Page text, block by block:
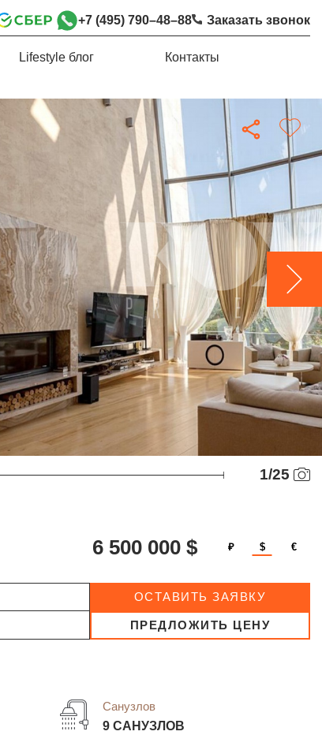
+7 (495) 790–48–88 Заказать звонок
Lifestyle блог Контакты
1/25
6 500 000 $ ₽ $ €
ОСТАВИТЬ ЗАЯВКУ
ПРЕДЛОЖИТЬ ЦЕНУ
Санузлов
9 САНУЗЛОВ